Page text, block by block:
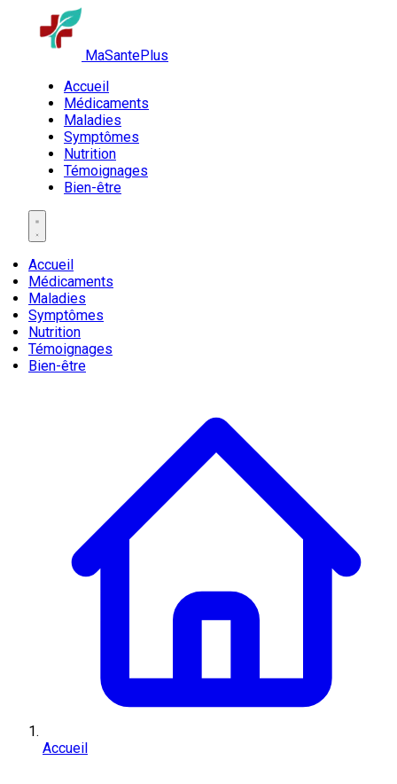
MaSantePlus
Accueil
Médicaments
Maladies
Symptômes
Nutrition
Témoignages
Bien-être
Accueil
Médicaments
Maladies
Symptômes
Nutrition
Témoignages
Bien-être
Accueil